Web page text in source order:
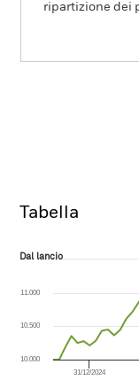
ripartizione dei
Tabella
Dal lancio
The chart has 1 X
The chart has 1 Y axis
Dal lancio
31/12/2024
10.000
10.500
11.000